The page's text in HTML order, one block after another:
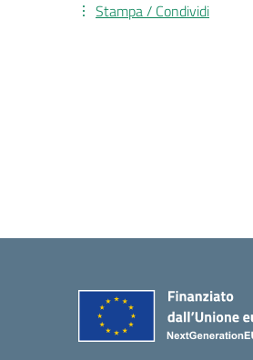
Stampa / Condividi